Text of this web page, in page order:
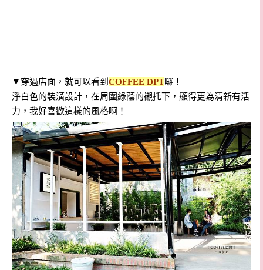
▼穿過店面， 就可以看到 COFFEE DPT囉！
淨白色的裝潢設計，在周圍綠蔭的襯托下，顯得更為清新有活
力，我好喜歡這樣的風格啊！